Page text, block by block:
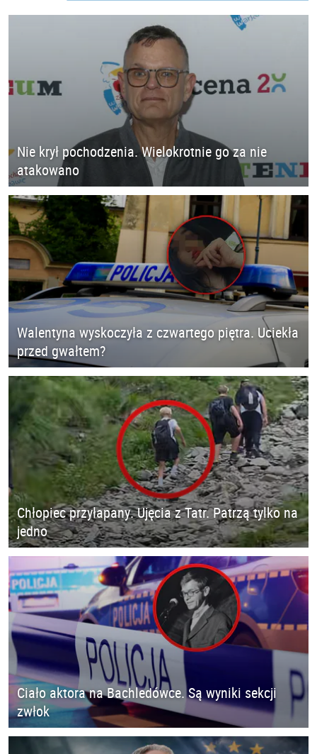
Nie krył pochodzenia. Wielokrotnie go za nie
atakowano
Walentyna wyskoczyła z czwartego piętra. Uciekła
przed gwałtem?
Chłopiec przyłapany. Ujęcia z Tatr. Patrzą tylko na
jedno
Ciało aktora na Bachledówce. Są wyniki sekcji
zwłok